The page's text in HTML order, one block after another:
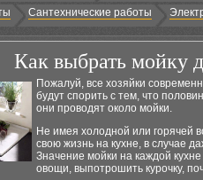
Сантехнические работы
Как выбрать мойку
Пожалуй, все хозяйки
будут спорить с тем, что
они проводят около мойки.
Не имея холодной или горячей
свою жизнь на кухне, в случае
Значение мойки на каждой
овощи, выпотрошить курочку,